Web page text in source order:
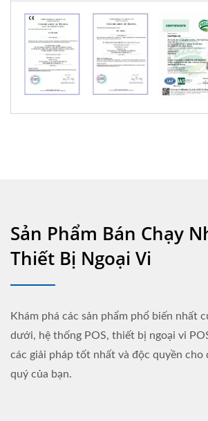
Sản Phẩm Bán Chạy
Thiết Bị Ngoại Vi
Khám phá các sản phẩm phổ biến nhất
dưới, hệ thống POS, thiết bị ngoại vi
các giải pháp tốt nhất và độc quyền cho
quý của bạn.